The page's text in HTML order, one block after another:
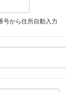
号から住所自動入力